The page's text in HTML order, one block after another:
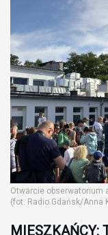
Otwarcie obserwatorium
(fot. Radio Gdańsk/Anna
MIESZKAŃCY: